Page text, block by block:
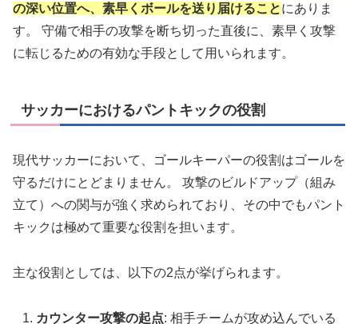
の深い位置へ、素早くボールを送り届けることにありま
す。 守備で相手の攻撃を断ち切った直後に、素早く攻撃
に転じるための有効な手段として用いられます。
サッカーにおけるパントキックの役割
現代サッカーにおいて、ゴールキーパーの役割はゴールを
守るだけにとどまりません。 攻撃のビルドアップ（組み
立て）への関与が強く求められており、その中でもパント
キックは極めて重要な役割を担います。
主な役割としては、以下の2点が挙げられます。
カウンター攻撃の起点: 相手チームが攻め込んでいる